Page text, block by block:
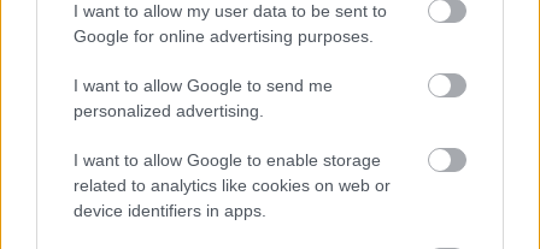
I want to allow my user data to be sent to
Google for online advertising purposes.
I want to allow Google to send me
personalized advertising.
I want to allow Google to enable storage
related to analytics like cookies on web or
device identifiers in apps.
Országos hírek
A lakosságra is fontos szerep hárul a szúnyoginvázió
elkerülésében
Folytatódik a szúnyogírtás szerte az országban. Az ázsiai
tigrisszúnyog a vízhiány ellenére is talál szaporodási helyet a
vödrökben, gyermekjátékokban.